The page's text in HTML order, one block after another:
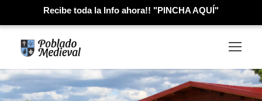
Recibe toda la Info ahora!! "PINCHA AQUÍ"